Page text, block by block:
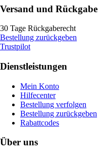
Versand und Rückgabe
30 Tage Rückgaberecht
Bestellung zurückgeben
Trustpilot
Dienstleistungen
Mein Konto
Hilfecenter
Bestellung verfolgen
Bestellung zurückgeben
Rabattcodes
Über uns